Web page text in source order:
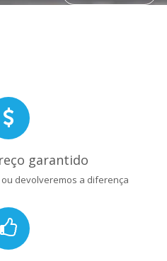
garantido
devolveremos a diferença